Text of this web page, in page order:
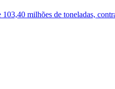
milhões de toneladas,